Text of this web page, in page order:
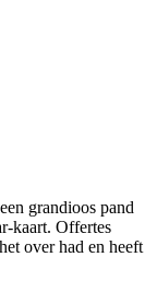
grandioos pand
kaart. Offertes
over had en heeft